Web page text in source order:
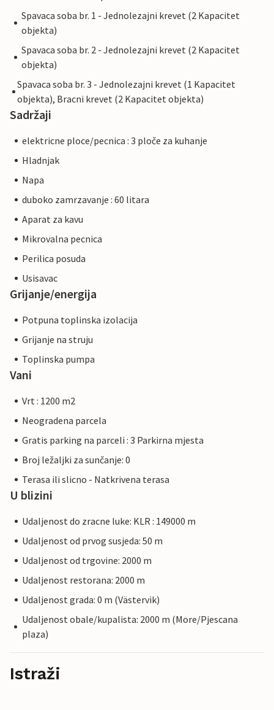
Spavaca soba br. 1 - Jednolezajni krevet (2 Kapacitet
objekta)
Spavaca soba br. 2 - Jednolezajni krevet (2 Kapacitet
objekta)
Spavaca soba br. 3 - Jednolezajni krevet (1 Kapacitet
objekta), Bracni krevet (2 Kapacitet objekta)
Sadržaji
elektricne ploce/pecnica : 3 ploče za kuhanje
Hladnjak
Napa
duboko zamrzavanje : 60 litara
Aparat za kavu
Mikrovalna pecnica
Perilica posuda
Usisavac
Grijanje/energija
Potpuna toplinska izolacija
Grijanje na struju
Toplinska pumpa
Vani
Vrt : 1200 m2
Neogradena parcela
Gratis parking na parceli : 3 Parkirna mjesta
Broj ležaljki za sunčanje: 0
Terasa ili slicno - Natkrivena terasa
U blizini
Udaljenost do zracne luke: KLR : 149000 m
Udaljenost od prvog susjeda: 50 m
Udaljenost od trgovine: 2000 m
Udaljenost restorana: 2000 m
Udaljenost grada: 0 m (Västervik)
Udaljenost obale/kupalista: 2000 m (More/Pjescana
plaza)
Istraži